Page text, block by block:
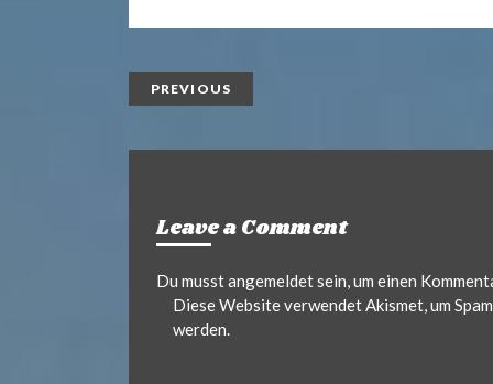
c
h
2
PREVIOUS
Leave a Comment
Du musstangemeldetsein, um einen
Diese Website verwendet Akismet, um
werden.